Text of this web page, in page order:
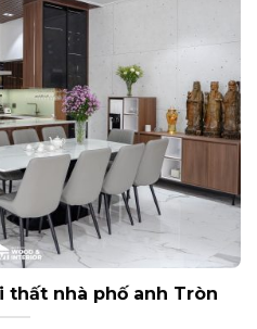
thất nhà phố anh Tròn